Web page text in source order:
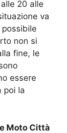
20 alle
va
non si
fine, le
essere
poi la
Moto Città